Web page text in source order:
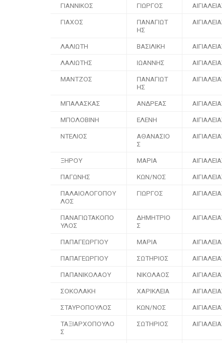
ΓΙΑΝΝΙΚΟΣ ΓΙΩΡΓΟΣ
ΓΙΑΧΟΣ
ΠΑΝΑΓΙΩΤ
ΗΣ
ΛΑΛΙΩΤΗ ΒΑΣΙΛΙΚΗ
ΛΑΛΙΩΤΗΣ ΙΩΑΝΝΗΣ
ΜΑΝΤΖΟΣ
ΠΑΝΑΓΙΩΤ
ΗΣ
ΜΠΑΛΑΣΚΑΣ ΑΝΔΡΕΑΣ
ΜΠΟΛΟΒΙΝΗ ΕΛΕΝΗ
ΝΤΕΛΙΟΣ
ΑΘΑΝΑΣΙΟ
Σ
ΞΗΡΟΥ ΜΑΡΙΑ
ΠΑΓΩΝΗΣ ΚΩΝ/ΝΟΣ
ΠΑΛΑΙΟΛΟΓΟΠΟΥ
ΛΟΣ
ΓΙΩΡΓΟΣ
ΠΑΝΑΓΙΩΤΑΚΟΠΟ
ΥΛΟΣ
ΔΗΜΗΤΡΙΟ
Σ
ΠΑΠΑΓΕΩΡΓΙΟΥ ΜΑΡΙΑ
ΠΑΠΑΓΕΩΡΓΙΟΥ ΣΩΤΗΡΙΟΣ
ΠΑΠΑΝΙΚΟΛΑΟΥ ΝΙΚΟΛΑΟΣ
ΣΟΚΟΛΑΚΗ ΧΑΡΙΚΛΕΙΑ
ΣΤΑΥΡΟΠΟΥΛΟΣ ΚΩΝ/ΝΟΣ
ΤΑΞΙΑΡΧΟΠΟΥΛΟ
Σ
ΣΩΤΗΡΙΟΣ